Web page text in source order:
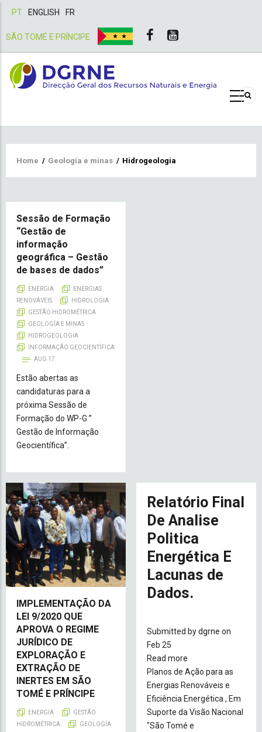
PT ENGLISH FR
SÃO TOMÉ E PRÍNCIPE
Breadcrumb
Home / Geología e minas / Hidrogeologia
Sessão de Formação
“Gestão de
informação
geográfica – Gestão
de bases de dados”
ENERGIA
ENERGIAS
RENOVÁVEIS
HIDROLOGIA
GESTÃO HIDROMÉTRICA
GEOLOGÍA E MINAS
HIDROGEOLOGIA
INFORMAÇÃO GEOCIENTÍFICA
AUG 17
Estão abertas as
candidaturas para a
próxima Sessão de
Formação do WP-G ”
Gestão de Informação
Geocientífica”.
IMPLEMENTAÇÃO DA
LEI 9/2020 QUE
APROVA O REGIME
JURÍDICO DE
EXPLORAÇÃO E
EXTRAÇÃO DE
INERTES EM SÃO
TOMÉ E PRÍNCIPE
ENERGIA
GESTÃO
HIDROMÉTRICA
GEOLOGÍA
Relatório Final
De Analise
Politica
Energética E
Lacunas de
Dados.
Submitted bydgrne on
Feb 25
Read more
Relatório
Final
De
Analise
Politica
Planos de Ação para as
Energias Renováveis e
Eficiência Energética , Em
Suporte da Visão Nacional
"São Tomé e